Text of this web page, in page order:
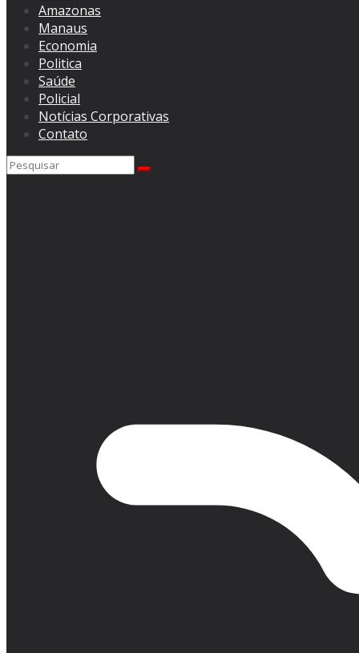
Amazonas
Manaus
Economia
Politica
Saúde
Policial
Notícias Corporativas
Contato